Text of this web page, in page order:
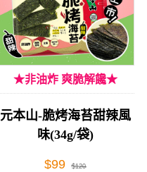
★非油炸 爽脆解饞★
元本山-脆烤海苔甜辣風
味(34g/袋)
$99 $120